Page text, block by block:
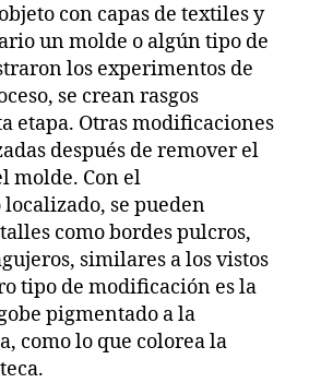
con capas de textiles y
un molde o algún tipo de
los experimentos de
se crean rasgos
etapa. Otras modificaciones
después de remover el
molde. Con el
se pueden
como bordes pulcros,
similares a los vistos
tipo de modificación es la
pigmentado a la
como lo que colorea la